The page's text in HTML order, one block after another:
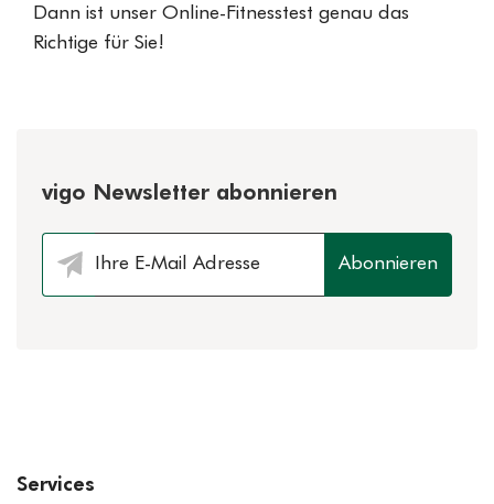
Dann ist unser Online-Fitnesstest genau das
Richtige für Sie!
vigo Newsletter abonnieren
Abonnieren
Services